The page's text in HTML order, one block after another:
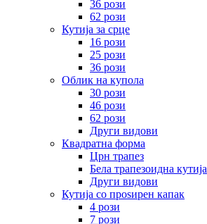
36 рози
62 рози
Кутија за срце
16 рози
25 рози
36 рози
Облик на купола
30 рози
46 рози
62 рози
Други видови
Квадратна форма
Црн трапез
Бела трапезоидна кутија
Други видови
Кутија со проѕирен капак
4 рози
7 рози